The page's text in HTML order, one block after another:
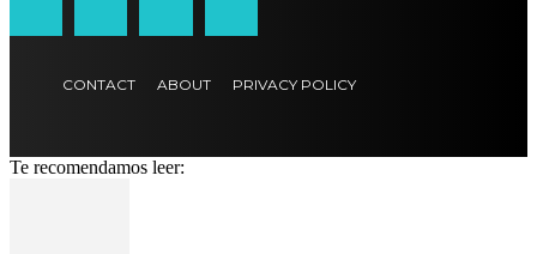
CONTACT ABOUT PRIVACY POLICY
Te recomendamos leer: